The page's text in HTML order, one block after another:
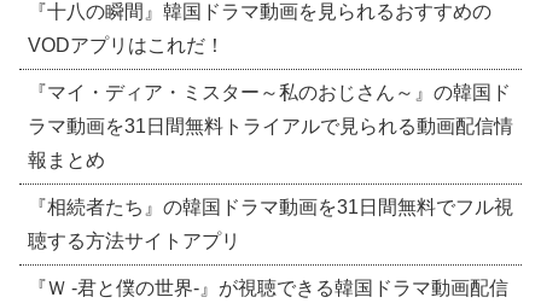
『十八の瞬間』韓国ドラマ動画を見られるおすすめの
VODアプリはこれだ！
『マイ・ディア・ミスター～私のおじさん～』の韓国ド
ラマ動画を31日間無料トライアルで見られる動画配信情
報まとめ
『相続者たち』の韓国ドラマ動画を31日間無料でフル視
聴する方法サイトアプリ
『Ｗ -君と僕の世界-』が視聴できる韓国ドラマ動画配信